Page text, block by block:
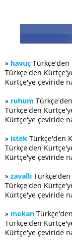
» havuç Türkçe'den
Türkçe'den
Kürtçe'ye çeviride
» ruhum
Türkçe'den
Kürtçe'ye çeviride
» istek Türkçe'den
Türkçe'den
Kürtçe'ye çeviride
» zavallı
Türkçe'den
Kürtçe'ye çeviride
» mekan
Türkçe'den
Kürtçe'ye çeviride